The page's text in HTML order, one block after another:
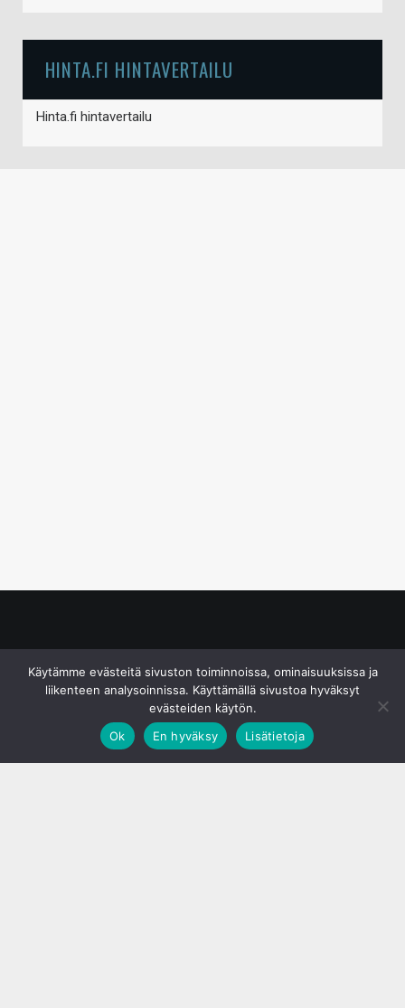
HINTA.FI HINTAVERTAILU
Hinta.fi hintavertailu
Käytämme evästeitä sivuston toiminnoissa, ominaisuuksissa ja
liikenteen analysoinnissa. Käyttämällä sivustoa hyväksyt
evästeiden käytön.
Ok
En hyväksy Lisätietoja